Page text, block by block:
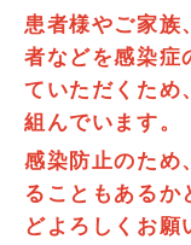
患者様やご家族
者などを感染症
ていただくため
組んでいます。
感染防止のため
ることもあるか
どよろしくお願